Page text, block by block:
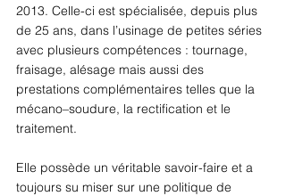
2013. Celle-ci est spécialisée, depuis plus
de 25 ans, dans l’usinage de petites séries
avec plusieurs compétences : tournage,
fraisage, alésage mais aussi des
prestations complémentaires telles que la
mécano–soudure, la rectification et le
traitement.
Elle possède un véritable savoir-faire et a
toujours su miser sur une politique de